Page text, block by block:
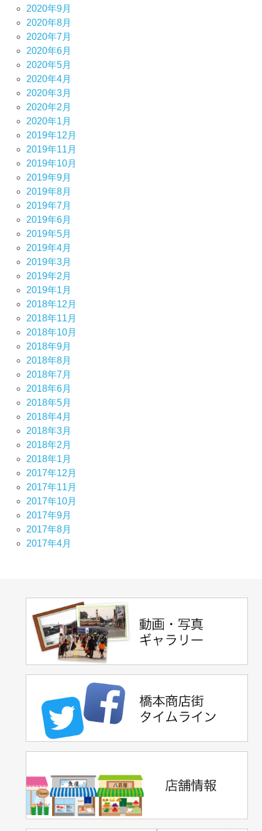
2020年9月
2020年8月
2020年7月
2020年6月
2020年5月
2020年4月
2020年3月
2020年2月
2020年1月
2019年12月
2019年11月
2019年10月
2019年9月
2019年8月
2019年7月
2019年6月
2019年5月
2019年4月
2019年3月
2019年2月
2019年1月
2018年12月
2018年11月
2018年10月
2018年9月
2018年8月
2018年7月
2018年6月
2018年5月
2018年4月
2018年3月
2018年2月
2018年1月
2017年12月
2017年11月
2017年10月
2017年9月
2017年8月
2017年4月